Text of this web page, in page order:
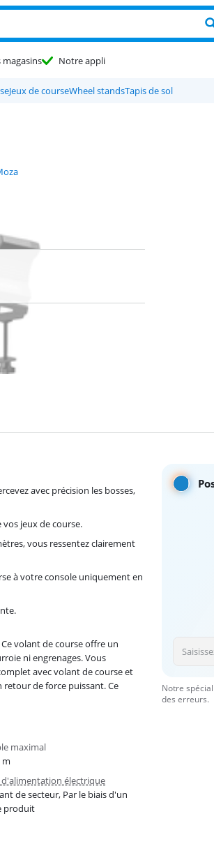
magasins Notre appli
Jeux de courseWheel standsTapis de sol
Notre
des erreurs.
avec précision les bosses,
jeux de course.
vous ressentez clairement
à votre console uniquement en
volant de course offre un
ni engrenages. Vous
avec volant de course et
de force puissant. Ce
maximal
m
d'alimentation électrique
de secteur, Par le biais d'un
produit